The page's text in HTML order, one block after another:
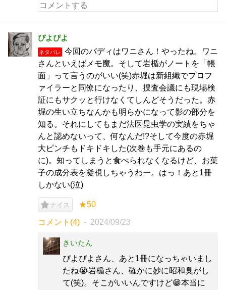
ぴよぴよ
ネタバレ
今回のバディはワニさん！やったね。ワニ
さんといえばメモ魔。そして岩楯がノートを「帳
面」って言うのがいい(笑)赤堀は新組織でプロフ
ァイラーと同僚になったり、捜査会議にも現場検
証にもサクッと行けなくてしんどそうだった。赤
堀の生い立ちなんかも明らかになって影の部分を
知る。それにしてもまだ法医昆虫学の実績をちゃ
んと認めないって、何なんだ!?そして今度の赤堀
大ピンチもドキドキした(次巻も手元にあるの
に)。知ってしまうと食べられなくなるけど、お菓
子の成分表を凝視しちゃうわー。はっ！あと1冊
しかない(泣)
ナイス ★50
コメント(4) 2024/09/23
きいたん
ぴよぴよさん、あと1冊になっちゃいまし
たね😭岩楯さん、確かに妙に昭和臭がし
て(笑)。そこがいいんですけど😁本当に